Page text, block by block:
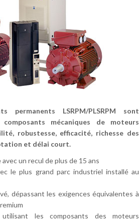
permanents LSRPM/PLSRPM sont
mécaniques de moteurs
robustesse, efficacité, richesse des
et délai court.
un recul de plus de 15 ans
le plus grand parc industriel installé au
dépassant les exigences équivalentes à
les composants des moteurs